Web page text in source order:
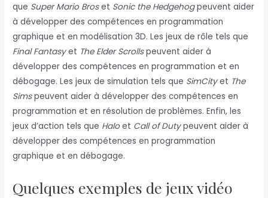
que Super Mario Broset Sonic the Hedgehogpeuvent aider
à développer des compétences en programmation
graphique et en modélisation 3D. Les jeux de rôle tels que
Final Fantasyet The Elder Scrollspeuvent aider à
développer des compétences en programmation et en
débogage. Les jeux de simulation tels que SimCityet The
Simspeuvent aider à développer des compétences en
programmation et en résolution de problèmes. Enfin, les
jeux d’action tels que Haloet Call of Dutypeuvent aider à
développer des compétences en programmation
graphique et en débogage.
Quelques exemples de jeux vidéo